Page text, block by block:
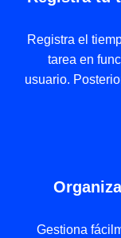
Registra el
tarea en
usuario.
Gestiona